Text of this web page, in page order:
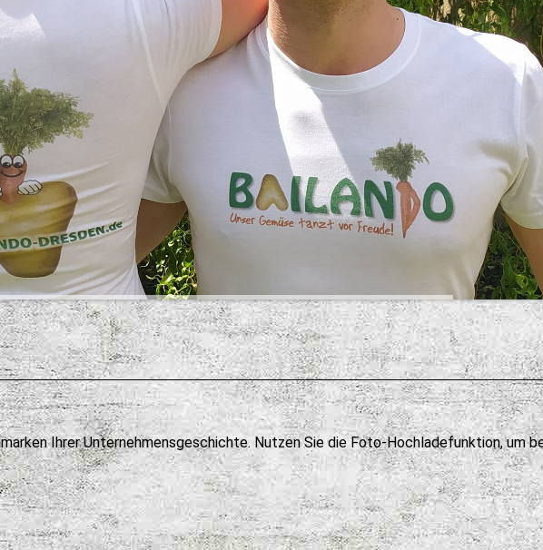
Ihrer Unternehmensgeschichte. Nutzen Sie die Foto-Hochladefunktion, um